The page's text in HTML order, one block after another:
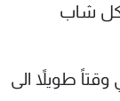
شاب
طويلاً الى